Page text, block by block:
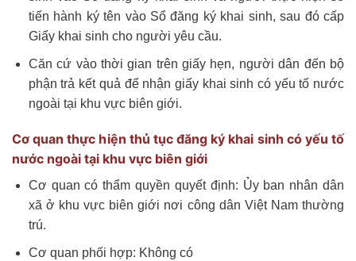
tiến hành ký tên vào Sổ đăng ký khai sinh, sau đó cấp
Giấy khai sinh cho người yêu cầu.
Căn cứ vào thời gian trên giấy hẹn, người dân đến bộ
phận trả kết quả để nhận giấy khai sinh có yếu tố nước
ngoài tại khu vực biên giới.
Cơ quan thực hiện thủ tục đăng ký khai sinh có yếu tố
nước ngoài tại khu vực biên giới
Cơ quan có thẩm quyền quyết định: Ủy ban nhân dân
xã ở khu vực biên giới nơi công dân Việt Nam thường
trú.
Cơ quan phối hợp: Không có